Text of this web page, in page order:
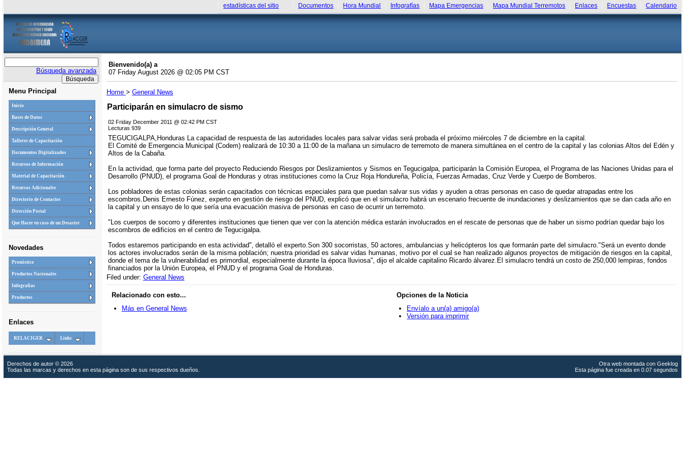
estadísticas del sitio Documentos Hora Mundial Infografías Mapa Emergencias Mapa Mundial Terremotos Enlaces Encuestas Calendario
Búsqueda avanzada
Menu Principal
Inicio
Bases de Datos
Descripción General
Talleres de Capacitación
Documentos Digitalizados
Recursos de Información
Material de Capacitación
Recursos Adicionales
Directorio de Contactos
Dirección Postal
Que Hacer en caso de un Desastre
Novedades
Pronóstico
Productos Nacionales
Infografias
Productos
Enlaces
RELACIGER Links
Bienvenido(a) a
07 Friday August 2026 @ 02:05 PM CST
Home > General News
Participarán en simulacro de sismo
02 Friday December 2011 @ 02:42 PM CST
Lecturas 939
TEGUCIGALPA,Honduras La capacidad de respuesta de las autoridades locales para salvar vidas será probada el próximo miércoles 7 de diciembre en la capital.
El Comité de Emergencia Municipal (Codem) realizará de 10:30 a 11:00 de la mañana un simulacro de terremoto de manera simultánea en el centro de la capital y las colonias Altos del Edén y
Altos de la Cabaña.
En la actividad, que forma parte del proyecto Reduciendo Riesgos por Deslizamientos y Sismos en Tegucigalpa, participarán la Comisión Europea, el Programa de las Naciones Unidas para el
Desarrollo (PNUD), el programa Goal de Honduras y otras instituciones como la Cruz Roja Hondureña, Policía, Fuerzas Armadas, Cruz Verde y Cuerpo de Bomberos.
Los pobladores de estas colonias serán capacitados con técnicas especiales para que puedan salvar sus vidas y ayuden a otras personas en caso de quedar atrapadas entre los
escombros.Denis Ernesto Fúnez, experto en gestión de riesgo del PNUD, explicó que en el simulacro habrá un escenario frecuente de inundaciones y deslizamientos que se dan cada año en
la capital y un ensayo de lo que sería una evacuación masiva de personas en caso de ocurrir un terremoto.
"Los cuerpos de socorro y diferentes instituciones que tienen que ver con la atención médica estarán involucrados en el rescate de personas que de haber un sismo podrían quedar bajo los
escombros de edificios en el centro de Tegucigalpa.
Todos estaremos participando en esta actividad"‚ detalló el experto.Son 300 socorristas, 50 actores, ambulancias y helicópteros los que formarán parte del simulacro."Será un evento donde
los actores involucrados serán de la misma población; nuestra prioridad es salvar vidas humanas, motivo por el cual se han realizado algunos proyectos de mitigación de riesgos en la capital,
donde el tema de la vulnerabilidad es primordial, especialmente durante la época lluviosa"‚ dijo el alcalde capitalino Ricardo álvarez.El simulacro tendrá un costo de 250,000 lempiras, fondos
financiados por la Unión Europea, el PNUD y el programa Goal de Honduras.
Filed under: General News
Relacionado con esto...
Más en General News
Opciones de la Noticia
Envíalo a un(a) amigo(a)
Versión para imprimir
Derechos de autor © 2026
Todas las marcas y derechos en esta página son de sus respectivos dueños.
Otra web montada con Geeklog
Esta página fue creada en 0.07 segundos